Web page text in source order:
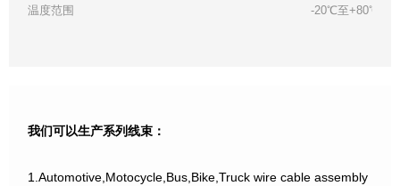
温度范围
-20℃至+80℃
我们可以生产系列线束：
1.Automotive,Motocycle,Bus,Bike,Truck wire cable assembly